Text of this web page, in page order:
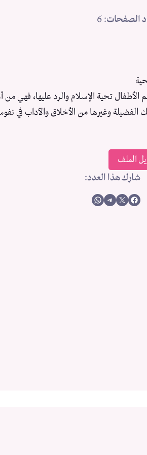
الصفحات: 6
الأطفال تحية الإسلام والرد عليها، فهي
وغيرها من الأخلاق والآداب في
الملف
شارك هذا العدد:
Share on Facebook
Share on X
Share on Telegram
Share on WhatsApp